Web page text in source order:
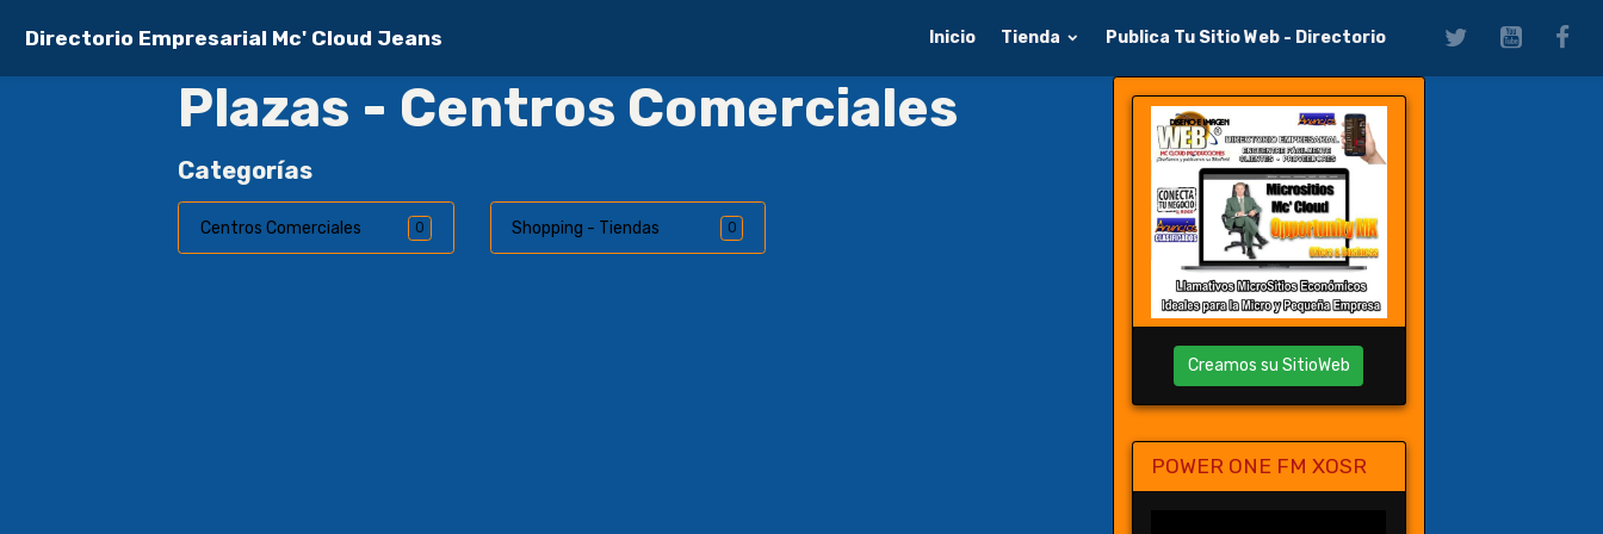
Directorio Empresarial Mc' Cloud Jeans Inicio Tienda Publica Tu Sitio Web - Directorio
Plazas - Centros Comerciales
Categorías
Centros Comerciales 0 Shopping - Tiendas 0
Creamos su SitioWeb
POWER ONE FM XOSR